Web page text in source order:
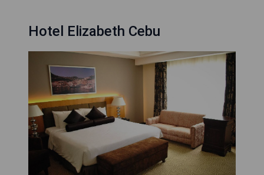
Hotel Elizabeth Cebu